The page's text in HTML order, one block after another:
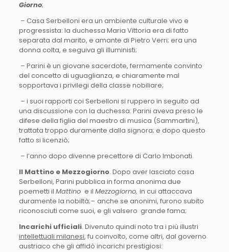
Giorno;
– Casa Serbelloni era un ambiente culturale vivo e
progressista: la duchessa Maria Vittoria era di fatto
separata dal marito, e amante di Pietro Verri; era una
donna colta, e seguiva gli illuministi;
– Parini è un giovane sacerdote, fermamente convinto
del concetto di uguaglianza, e chiaramente mal
sopportava i privilegi della classe nobiliare;
– i suoi rapporti coi Serbelloni si ruppero in seguito ad
una discussione con la duchessa: Parini aveva preso le
difese della figlia del maestro di musica (Sammartini),
trattata troppo duramente dalla signora; e dopo questo
fatto si licenziò;
– l’anno dopo divenne precettore di Carlo Imbonati.
Il Mattino e Mezzogiorno. Dopo aver lasciato casa
Serbelloni, Parini pubblica in forma anonima due
poemetti il Mattino e il Mezzogiorno, in cui attaccava
duramente la nobiltà;– anche se anonimi, furono subito
riconosciuti come suoi, e gli valsero grande fama;
Incarichi ufficiali. Divenuto quindi noto tra i più illustri
intellettuali milanesi, fu coinvolto, come altri, dal governo
austriaco che gli affidò incarichi prestigiosi: